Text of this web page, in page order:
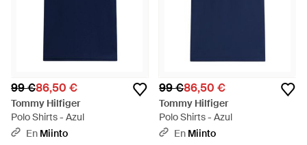
99 €86,50 €
Tommy Hilfiger
Polo Shirts - Azul
En Miinto
99 €86,50 €
Tommy Hilfiger
Polo Shirts - Azul
En Miinto